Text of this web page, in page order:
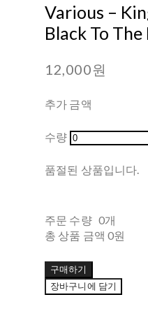
Various ‎–
Black To
12,000원
추가 금액
수량
품절된 상품입니다.
주문 수량 0개
총 상품 금액 0원
구매하기
장바구니에 담기